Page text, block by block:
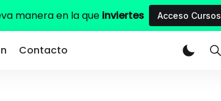
manera en la que inviertes Acceso Cursos
Contacto